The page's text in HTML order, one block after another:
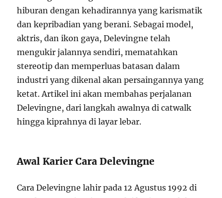
hiburan dengan kehadirannya yang karismatik
dan kepribadian yang berani. Sebagai model,
aktris, dan ikon gaya, Delevingne telah
mengukir jalannya sendiri, mematahkan
stereotip dan memperluas batasan dalam
industri yang dikenal akan persaingannya yang
ketat. Artikel ini akan membahas perjalanan
Delevingne, dari langkah awalnya di catwalk
hingga kiprahnya di layar lebar.
Awal Karier Cara Delevingne
Cara Delevingne lahir pada 12 Agustus 1992 di